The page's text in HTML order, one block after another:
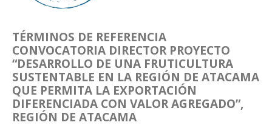
TÉRMINOS DE REFERENCIA
CONVOCATORIA DIRECTOR PROYECTO
“DESARROLLO DE UNA FRUTICULTURA
SUSTENTABLE EN LA REGIÓN DE ATACAMA
QUE PERMITA LA EXPORTACIÓN
DIFERENCIADA CON VALOR AGREGADO”,
REGIÓN DE ATACAMA